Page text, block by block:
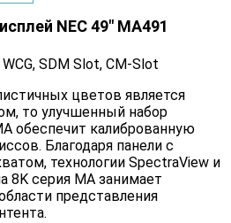
NEC 49" MA491
SDM Slot, CM-Slot
цветов является
то улучшенный набор
обеспечит калиброванную
Благодаря панели с
технологии SpectraView и
8K серия MA занимает
представления